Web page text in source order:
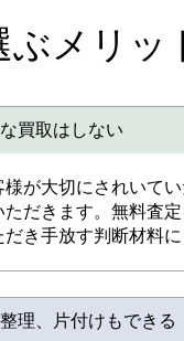
メリッ
買取はしない
様が大切にされいて
ただきます。無料査
だき手放す判断材料に
理、片付けもできる